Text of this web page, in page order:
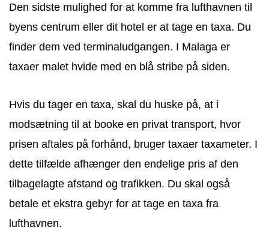
Den sidste mulighed for at komme fra lufthavnen til
byens centrum eller dit hotel er at tage en taxa. Du
finder dem ved terminaludgangen. I Malaga er
taxaer malet hvide med en blå stribe på siden.
Hvis du tager en taxa, skal du huske på, at i
modsætning til at booke en privat transport, hvor
prisen aftales på forhånd, bruger taxaer taxameter. I
dette tilfælde afhænger den endelige pris af den
tilbagelagte afstand og trafikken. Du skal også
betale et ekstra gebyr for at tage en taxa fra
lufthavnen.